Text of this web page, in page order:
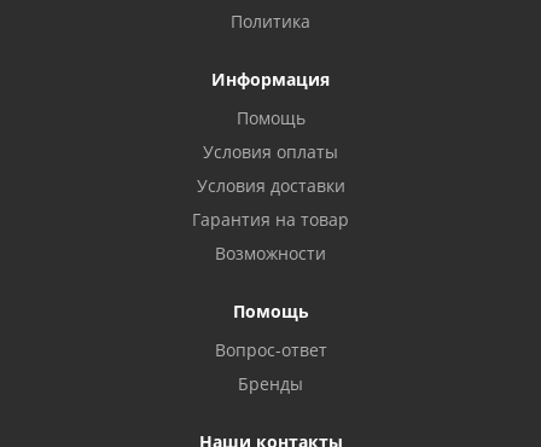
Политика
Информация
Помощь
Условия оплаты
Условия доставки
Гарантия на товар
Возможности
Помощь
Вопрос-ответ
Бренды
Наши контакты